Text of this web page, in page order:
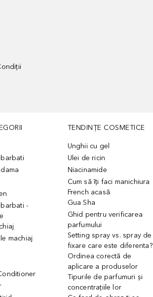
barbati
-
machiaj
TENDINȚE COSMETICE
Unghii cu gel
Ulei de ricin
Niacinamide
Cum să îți faci manichiura
French acasă
Gua Sha
Ghid pentru verificarea
parfumului
Setting spray vs. spray de
fixare care este diferenta?
Ordinea corectă de
aplicare a produselor
Tipurile de parfumuri și
concentrațiile lor